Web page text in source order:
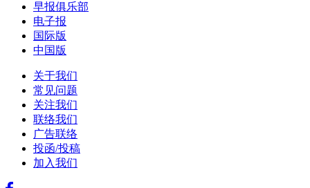
早报俱乐部
电子报
国际版
中国版
关于我们
常见问题
关注我们
联络我们
广告联络
投函/投稿
加入我们